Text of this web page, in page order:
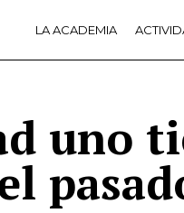
LA ACADEMIA
uno
LA ACADEMIA